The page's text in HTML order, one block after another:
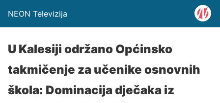
NEON Televizija
U Kalesiji održano Općinsko
takmičenje za učenike osnovnih
škola: Dominacija dječaka iz